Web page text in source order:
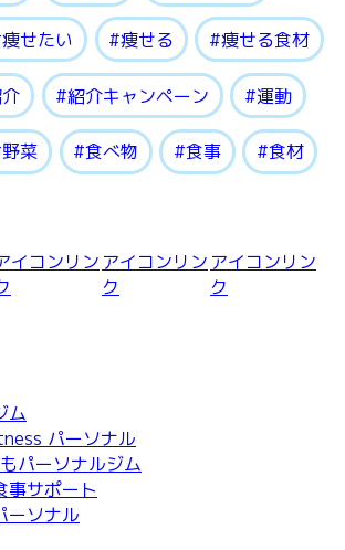
痩せたい 痩せる 痩せる食材
紹介キャンペーン 運動
野菜 食べ物 食事 食材
イコンリン アイコンリン
ク
アイコンリン
ク
ム
パーソナル
パーソナルジム
事サポート
ーソナル